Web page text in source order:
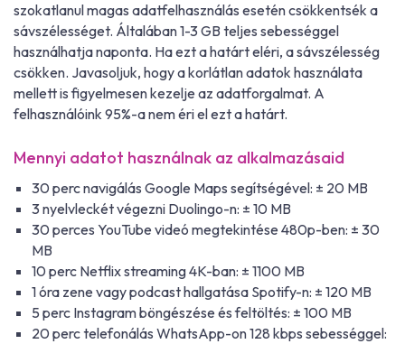
szokatlanul magas adatfelhasználás esetén csökkentsék a
sávszélességet. Általában 1-3 GB teljes sebességgel
használhatja naponta. Ha ezt a határt eléri, a sávszélesség
csökken. Javasoljuk, hogy a korlátlan adatok használata
mellett is figyelmesen kezelje az adatforgalmat. A
felhasználóink 95%-a nem éri el ezt a határt.
Mennyi adatot használnak az alkalmazásaid
30 perc navigálás Google Maps segítségével: ± 20 MB
3 nyelvleckét végezni Duolingo-n: ± 10 MB
30 perces YouTube videó megtekintése 480p-ben: ± 30
MB
10 perc Netflix streaming 4K-ban: ± 1100 MB
1 óra zene vagy podcast hallgatása Spotify-n: ± 120 MB
5 perc Instagram böngészése és feltöltés: ± 100 MB
20 perc telefonálás WhatsApp-on 128 kbps sebességgel: